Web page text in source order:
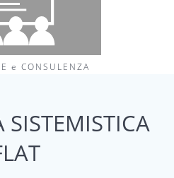
e CONSULENZA
SISTEMISTICA